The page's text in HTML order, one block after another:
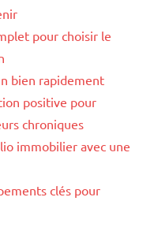
pour choisir le
bien rapidement
positive pour
chroniques
immobilier avec une
clés pour